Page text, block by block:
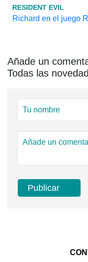
RESIDENT EVIL
Richard en el juego
Añade un
Todas las